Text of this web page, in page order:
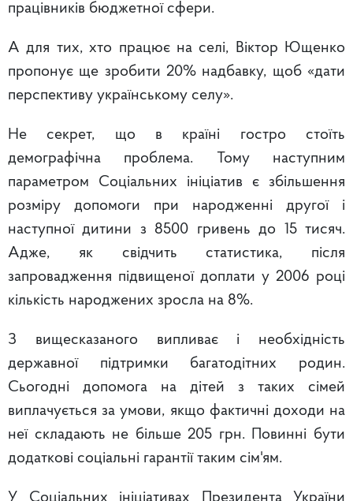
працівників бюджетної сфери.
А для тих, хто працює на селі, Віктор Ющенко
пропонує ще зробити 20% надбавку, щоб «дати
перспективу українському селу».
Не секрет, що в країні гостро стоїть
демографічна проблема. Тому наступним
параметром Соціальних ініціатив є збільшення
розміру допомоги при народженні другої і
наступної дитини з 8500 гривень до 15 тисяч.
Адже, як свідчить статистика, після
запровадження підвищеної доплати у 2006 році
кількість народжених зросла на 8%.
З вищесказаного випливає і необхідність
державної підтримки багатодітних родин.
Сьогодні допомога на дітей з таких сімей
виплачується за умови, якщо фактичні доходи на
неї складають не більше 205 грн. Повинні бути
додаткові соціальні гарантії таким сім'ям.